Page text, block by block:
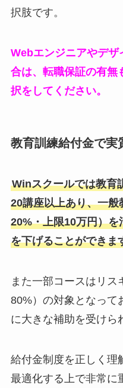
択肢です。
Webエンジニアやデザ
合は、転職保証の有無
択をしてください。
教育訓練給付金で実
Winスクールでは教育
20講座以上あり、一
20%・上限10万円）
を下げることができま
また一部コースはリス
80%）の対象となって
に大きな補助を受けら
給付金制度を正しく理
最適化する上で非常に